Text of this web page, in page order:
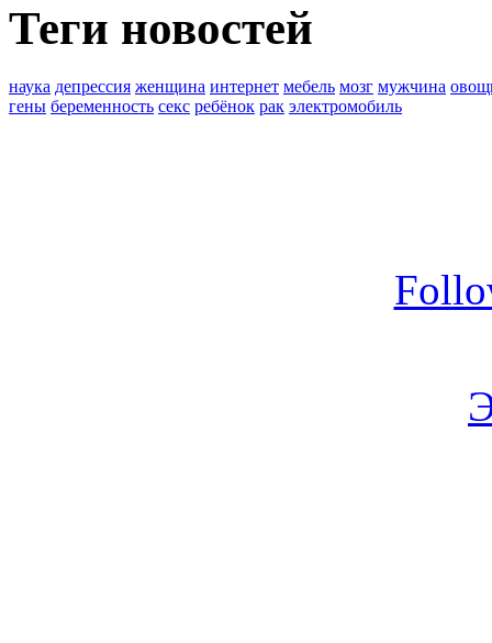
Теги новостей
наука депрессия женщина интернет мебель мозг мужчина
гены беременность секс ребёнок рак электромобиль